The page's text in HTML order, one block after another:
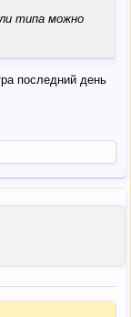
типа можно
последний день